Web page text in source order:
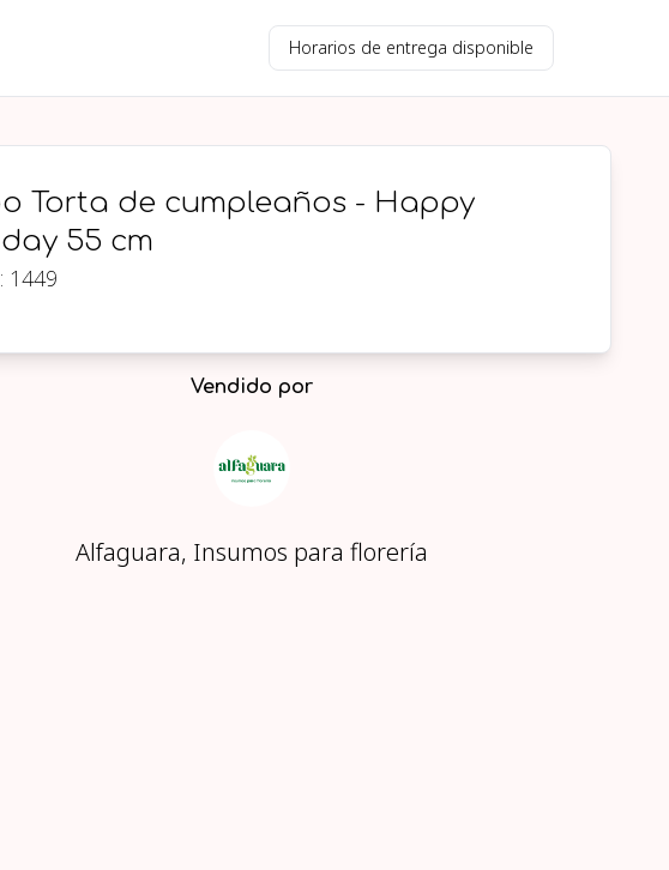
Horarios de entrega disponible
Torta de cumpleaños - Happy
55 cm
1449
Vendido por
Alfaguara, Insumos para florería